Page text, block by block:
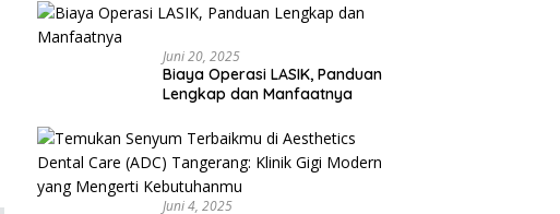
Bangsalsari
Juni 20, 2025
Biaya Operasi LASIK, Panduan
Lengkap dan Manfaatnya
Juni 4, 2025